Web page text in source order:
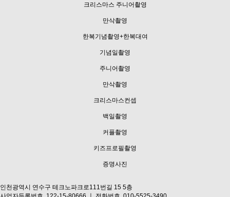
크리스마스 주니어촬영
만삭촬영
한복기념촬영+한복대여
기념일촬영
주니어촬영
만삭촬영
크리스마스컨셉
백일촬영
커플촬영
키즈프로필촬영
증명사진
인천광역시 연수구 테크노파크로111번길 15 5층